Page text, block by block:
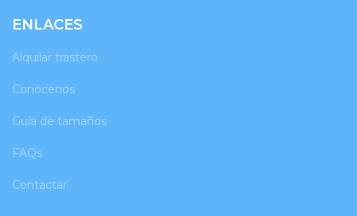
ENLACES
Alquilar trastero
Conócenos
Guía de tamaños
FAQs
Contactar